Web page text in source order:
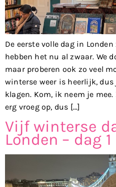
De eerste volle dag in
hebben het nu al zwaar. We
maar proberen ook zo veel
winterse weer is heerlijk,
klagen. Kom, ik neem je
erg vroeg op, dus […]
Vijf winterse
Londen – dag 1